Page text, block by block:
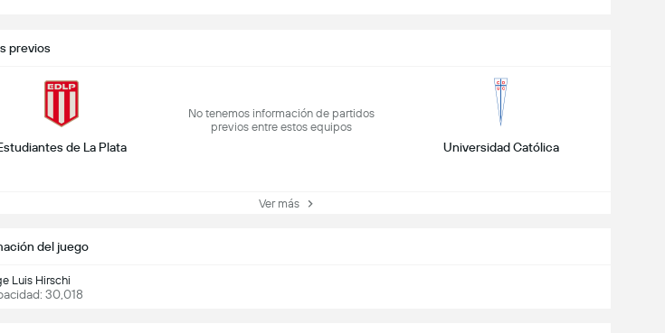
del juego
Luis Hirschi
30,018
previos
de La Plata
No tenemos información de partidos
previos entre estos equipos
Universidad Católica
Ver más